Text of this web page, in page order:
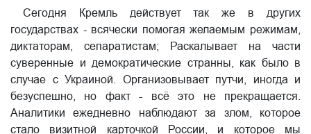
Сегодня Кремль действует так же в других
государствах - всячески помогая желаемым режимам,
диктаторам, сепаратистам; Раскалывает на части
суверенные и демократические странны, как было в
случае с Украиной. Организовывает путчи, иногда и
безуспешно, но факт - всё это не прекращается.
Аналитики ежедневно наблюдают за злом, которое
стало визитной карточкой России, и которое мы